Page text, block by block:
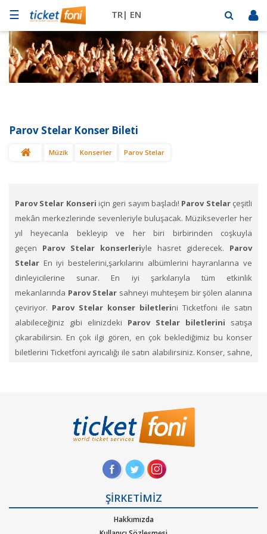
☰ TR| EN
Futbol
Basketbol
Mekanlar
Diğer
SAT
Parov Stelar Konser Bileti
Müzik Konserler Parov Stelar
Parov Stelar Konseri için geri sayım başladı! Parov Stelar çeşitli
mekân merkezlerinde sevenleriyle buluşacak. Müzikseverler her
yıl heyecanla bekleyip ve her biri birbirinden coşkuyla
geçen Parov Stelar konserleriyle hasret giderecek. Parov
Stelar En iyi bestelerini,şarkılarını albümlerini hayranlarına ve
dinleyicilerine sunar. En iyi şarkılarıyla tüm etkinlik
mekanlarında Parov Stelar sahneyi muhteşem bir şölen alanına
çeviriyor. Parov Stelar konser biletlerini Ticketfoni ile satın
alabileceğiniz gibi elinizdeki Parov Stelar biletlerini satışa
çıkarabilirsin. En çok ilgi gören, en çok beklediğimiz bu konser
biletlerini Ticketfoni ayrıcalığı ile satın alabilirsiniz. Konser, sahne,
size ulaştırılacağını ve hangi zaman diliminde sizde olacağını size
yapacağımız bildirimlerle haberdar edeceğiz.
Parov Stelargibi pek çok sanatçının ve müzik
gruplarının konserlerine, müzik festivallerine, sahne etkinliklerine
en uygun ve hızlı bir şekilde bilet satın alabilirsiniz.
üzerinden Parov Stelar konser bileti satın almak
Ticketfoni ye üye olunuz. Bilet seçiminizi yapınız. (Katılmak
ŞİRKETİMİZ
Hakkımızda